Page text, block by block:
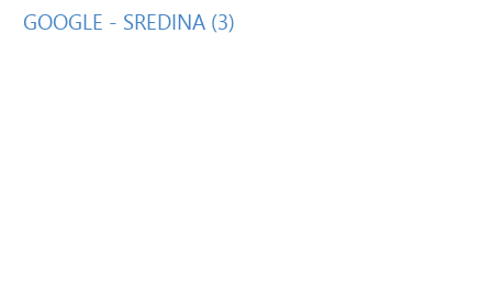
GOOGLE - SREDINA (3)